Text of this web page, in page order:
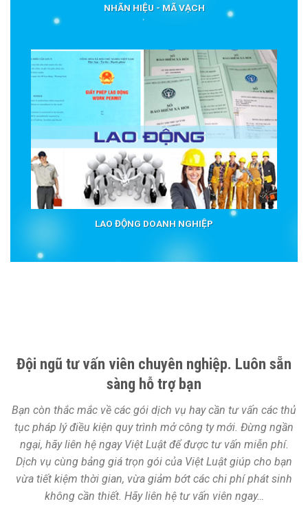
NHÃN HIỆU - MÃ VẠCH
LAO ĐỘNG DOANH NGHIỆP
Đội ngũ tư vấn viên chuyên nghiệp. Luôn sẵn
sàng hỗ trợ bạn
Bạn còn thắc mắc về các gói dịch vụ hay cần tư vấn các thủ
tục pháp lý điều kiện quy trình mở công ty mới. Đừng ngần
ngại, hãy liên hệ ngay Việt Luật để được tư vấn miễn phí.
Dịch vụ cùng bảng giá trọn gói của Việt Luật giúp cho bạn
vừa tiết kiệm thời gian, vừa giảm bớt các chi phí phát sinh
không cần thiết. Hãy liên hệ tư vấn viên ngay…